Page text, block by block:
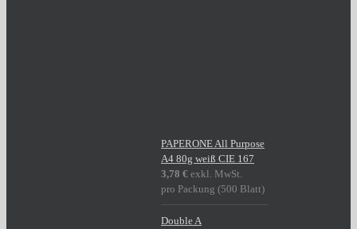
PAPERONE All Purpose
A4 80g weiß CIE 167
3,78 € exkl. MwSt.
pro Packung (500 Blatt)
Double A